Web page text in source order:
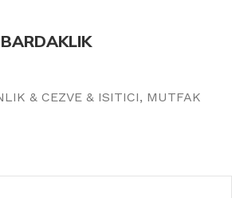
& CEZVE & ISITICI, MUTFAK